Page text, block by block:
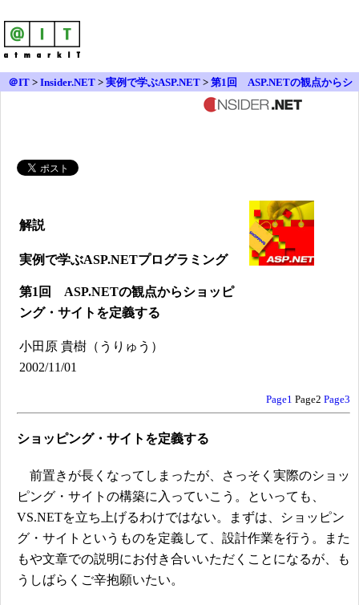
＠IT > Insider.NET > 実例で学ぶASP.NET > 第1回 ASP.NETの観点からシ
解説
実例で学ぶASP.NETプログラミング
第1回 ASP.NETの観点からショッピ
ング・サイトを定義する
小田原 貴樹（うりゅう）
2002/11/01
Page1 Page2 Page3
ショッピング・サイトを定義する
前置きが長くなってしまったが、さっそく実際のショッ
ピング・サイトの構築に入っていこう。といっても、
VS.NETを立ち上げるわけではない。まずは、ショッピン
グ・サイトというものを定義して、設計作業を行う。また
もや文章での説明にお付き合いいただくことになるが、も
うしばらくご辛抱願いたい。